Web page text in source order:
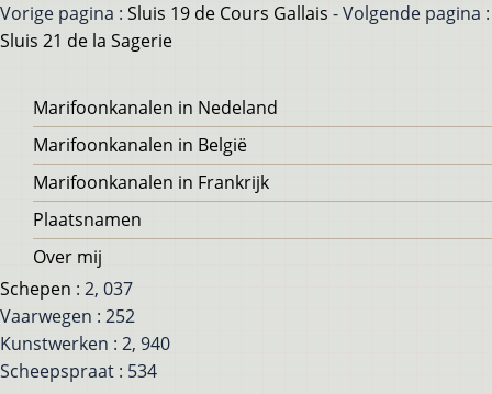
Vorige pagina : Sluis 19 de Cours Gallais - Volgende pagina :
Sluis 21 de la Sagerie
Voet
Marifoonkanalen in Nedeland
Marifoonkanalen in België
Marifoonkanalen in Frankrijk
Plaatsnamen
Over mij
Schepen : 2, 037
Vaarwegen : 252
Kunstwerken : 2, 940
Scheepspraat : 534